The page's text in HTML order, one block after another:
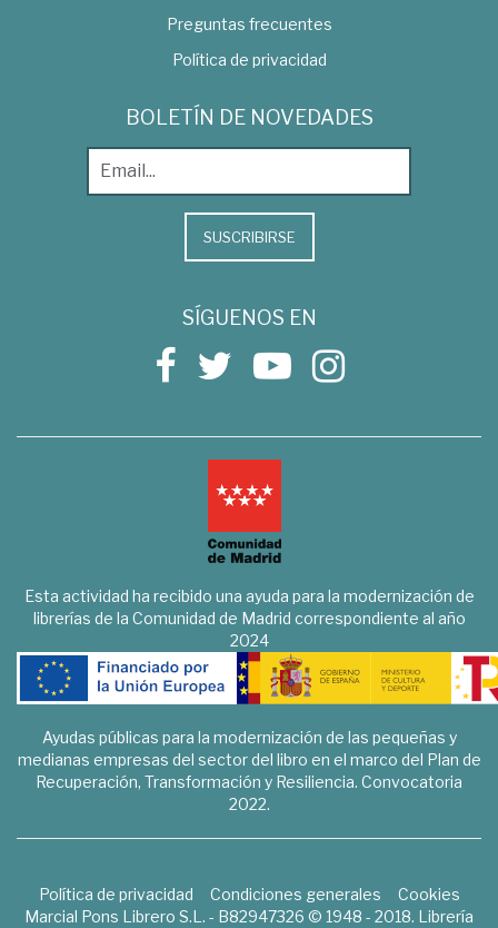
Preguntas frecuentes
Política de privacidad
BOLETÍN DE NOVEDADES
SUSCRIBIRSE
SÍGUENOS EN
Esta actividad ha recibido una ayuda para la modernización de
librerías de la Comunidad de Madrid correspondiente al año
2024
Ayudas públicas para la modernización de las pequeñas y
medianas empresas del sector del libro en el marco del Plan de
Recuperación, Transformación y Resiliencia. Convocatoria
2022.
Política de privacidad Condiciones generales
Cookies
Marcial Pons Librero S.L. - B82947326 © 1948 - 2018. Librería